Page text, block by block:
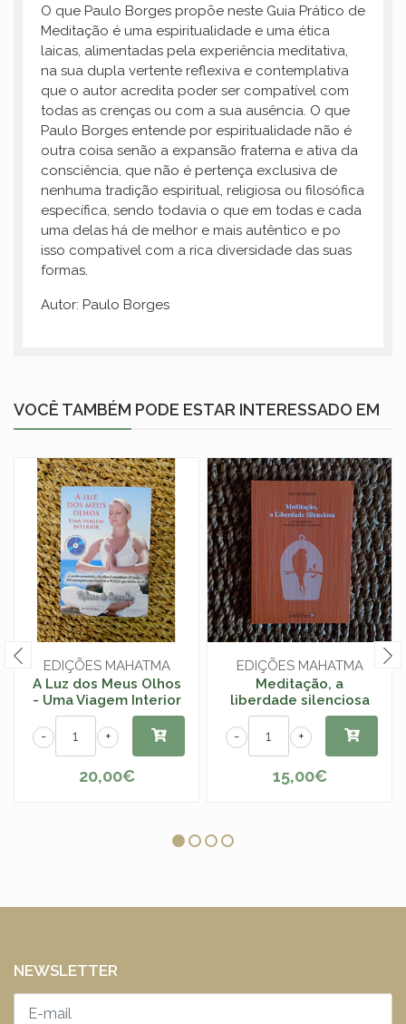
O que Paulo Borges propõe neste Guia Prático de
Meditação é uma espiritualidade e uma ética
laicas, alimentadas pela experiência meditativa,
na sua dupla vertente reflexiva e contemplativa
que o autor acredita poder ser compatível com
todas as crenças ou com a sua ausência. O que
Paulo Borges entende por espiritualidade não é
outra coisa senão a expansão fraterna e ativa da
consciência, que não é pertença exclusiva de
nenhuma tradição espiritual, religiosa ou filosófica
específica, sendo todavia o que em todas e cada
uma delas há de melhor e mais autêntico e po
isso compatível com a rica diversidade das suas
formas.
Autor: Paulo Borges
VOCÊ TAMBÉM PODE ESTAR INTERESSADO EM
EDIÇÕES MAHATMA
A Luz dos Meus Olhos
- Uma Viagem Interior
+
-
20,00€
EDIÇÕES MAHATMA
Meditação, a
liberdade silenciosa
+
-
15,00€
NEWSLETTER